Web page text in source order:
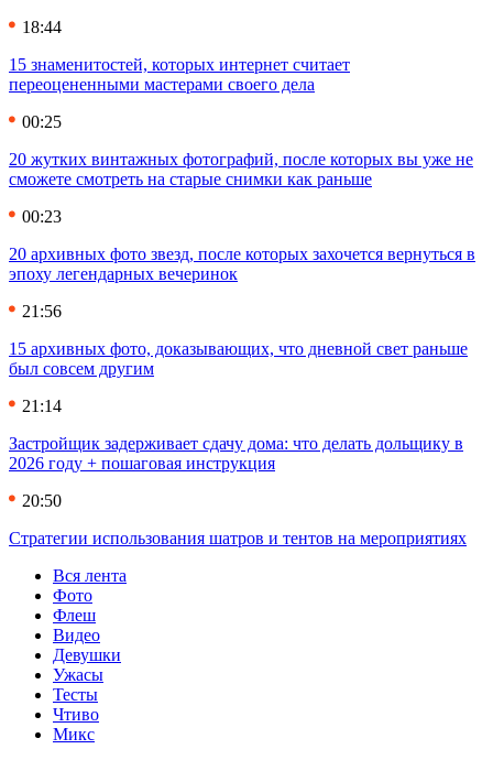
18:44
15 знаменитостей, которых интернет считает
переоцененными мастерами своего дела
00:25
20 жутких винтажных фотографий, после которых вы уже не
сможете смотреть на старые снимки как раньше
00:23
20 архивных фото звезд, после которых захочется вернуться в
эпоху легендарных вечеринок
21:56
15 архивных фото, доказывающих, что дневной свет раньше
был совсем другим
21:14
Застройщик задерживает сдачу дома: что делать дольщику в
2026 году + пошаговая инструкция
20:50
Стратегии использования шатров и тентов на мероприятиях
Вся лента
Фото
Флеш
Видео
Девушки
Ужасы
Тесты
Чтиво
Микс